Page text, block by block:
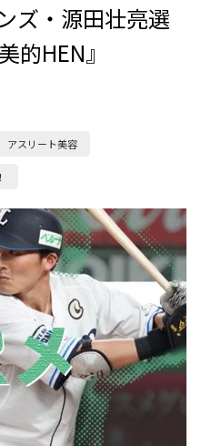
ズ・源田壮亮選
的HEN』
アスリート美容